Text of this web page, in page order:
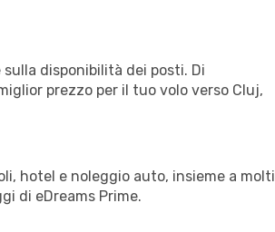
disponibilità dei posti. Di
prezzo per il tuo volo verso Cluj,
hotel e noleggio auto, insieme a molti
di eDreams Prime.